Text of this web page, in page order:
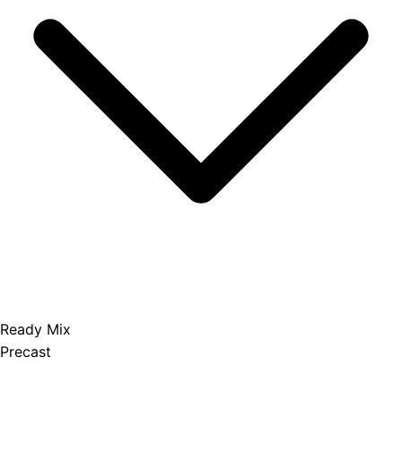
Ready Mix
Precast